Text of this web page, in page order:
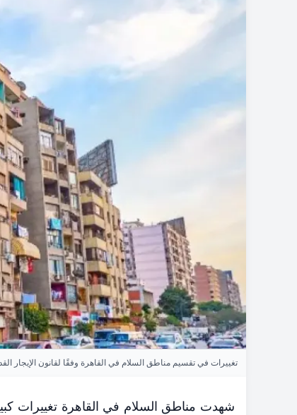
تغييرات في تقسيم مناطق السلام في القاهرة وفقًا لقانون الإيجار
شهدت مناطق السلام في القاهرة تغييرات